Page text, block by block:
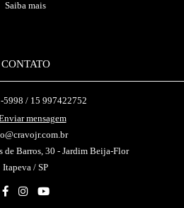
Saiba mais
CONTATO
5998 / 15 997422752
mensagem
de Barros, 30 - Jardim Beija-Flor
Itapeva / SP